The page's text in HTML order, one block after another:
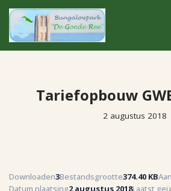
Ga
Tariefopbouw
2 augustus 2018
Downloaden3Bestandsgrootte374.40 KB